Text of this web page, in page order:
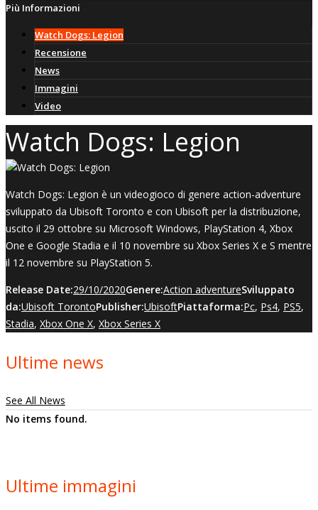
Più Informazioni
Watch Dogs: Legion
Recensione
News
Immagini
Video
Watch Dogs: Legion
Watch Dogs: Legion è un videogioco di genere action-adventure
sviluppato da Ubisoft Toronto e con Ubisoft per la distribuzione,
uscito il 29 ottobre su Microsoft Windows, PlayStation 4, Xbox
One e Google Stadia e il 10 novembre su Xbox Series X e S mentre
il 12 novembre su PlayStation 5.
Release Date:29/10/2020Genere:Action adventureSviluppato
da:Ubisoft TorontoPublisher:UbisoftPiattaforma:Pc, Ps4, PS5,
Stadia, Xbox One X, Xbox Series X
Ultime news
See All News
No items found.
Ultime immagini